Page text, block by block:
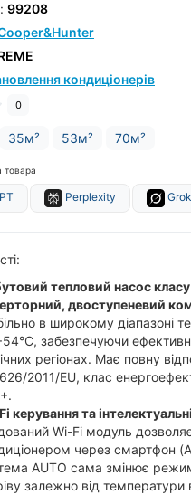
99208
кондиціонерів
0
35м² 53м² 70м²
товара
Perplexity Grok
тепловий насос
двоступеневий
в широкому діапазоні
забезпечуючи
регіонах. Має повну
2011/EU, клас
керування та
Wi-Fi модуль
через смартфон
AUTO сама змінює
залежно від температури